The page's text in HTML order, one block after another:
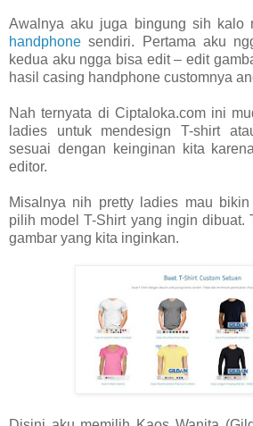
Awalnya aku juga bingung sih kalo
handphone sendiri. Pertama aku
kedua aku ngga bisa edit – edit
hasil casing handphone customnya
Nah ternyata di Ciptaloka.com ini
ladies untuk mendesign T-shirt
sesuai dengan keinginan kita
editor.
Misalnya nih pretty ladies mau
pilih model T-Shirt yang ingin dibuat.
gambar yang kita inginkan.